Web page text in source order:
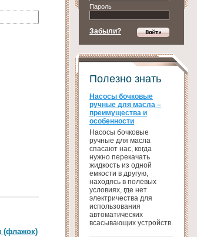
(флажок)
Пароль
Забыли?
Полезно знать
Насосы бочковые
ручные для масла –
преимущества и
особенности
Насосы бочковые
ручные для масла
спасают нас, когда
нужно перекачать
жидкость из одной
емкости в другую,
находясь в полевых
условиях, где нет
электричества для
использования
автоматических
всасывающих устройств.